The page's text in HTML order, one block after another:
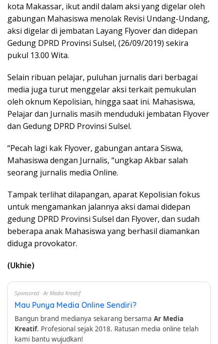
kota Makassar, ikut andil dalam aksi yang digelar oleh
gabungan Mahasiswa menolak Revisi Undang-Undang,
aksi digelar di jembatan Layang Flyover dan didepan
Gedung DPRD Provinsi Sulsel, (26/09/2019) sekira
pukul 13.00 Wita.
Selain ribuan pelajar, puluhan jurnalis dari berbagai
media juga turut menggelar aksi terkait pemukulan
oleh oknum Kepolisian, hingga saat ini. Mahasiswa,
Pelajar dan Jurnalis masih menduduki jembatan Flyover
dan Gedung DPRD Provinsi Sulsel.
“Pecah lagi kak Flyover, gabungan antara Siswa,
Mahasiswa dengan Jurnalis, “ungkap Akbar salah
seorang jurnalis media Online.
Tampak terlihat dilapangan, aparat Kepolisian fokus
untuk mengamankan jalannya aksi damai didepan
gedung DPRD Provinsi Sulsel dan Flyover, dan sudah
beberapa anak Mahasiswa yang berhasil diamankan
diduga provokator.
(Ukhie)
Sponsored · Ar Media Kreatif
Mau Punya Media Online Sendiri?
Bangun brand medianya sekarang bersama Ar Media
Kreatif. Profesional sejak 2018. Ratusan media online telah
kami bantu wujudkan!